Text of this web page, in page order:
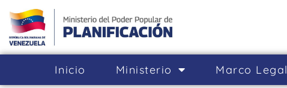
Inicio Ministerio Marco Legal